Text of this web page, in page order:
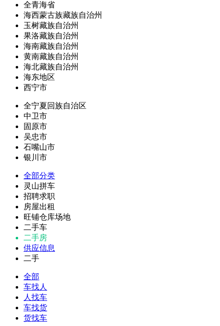
全青海省
海西蒙古族藏族自治州
玉树藏族自治州
果洛藏族自治州
海南藏族自治州
黄南藏族自治州
海北藏族自治州
海东地区
西宁市
全宁夏回族自治区
中卫市
固原市
吴忠市
石嘴山市
银川市
全部分类
灵山拼车
招聘求职
房屋出租
旺铺仓库场地
二手车
二手房
供应信息
二手
全部
车找人
人找车
车找货
货找车